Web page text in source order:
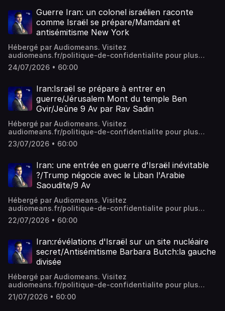
Guerre Iran: un colonel israélien raconte
comme Israël se prépare/Mamdani et
antisémitisme New York
Hébergé par Audiomeans. Visitez
audiomeans.fr/politique-de-confidentialite pour plus
d'informations.
24/07/2026 • 60:00
Iran:Israël se prépare à entrer en
guerre/Jérusalem Mont du temple Ben
Gvir/Jeûne 9 Av par Rav Sadin
Hébergé par Audiomeans. Visitez
audiomeans.fr/politique-de-confidentialite pour plus
d'informations.
23/07/2026 • 60:00
Iran: une entrée en guerre d'Israël inévitable
?/Trump négocie avec le Liban l'Arabie
Saoudite/9 Av
Hébergé par Audiomeans. Visitez
audiomeans.fr/politique-de-confidentialite pour plus
d'informations.
22/07/2026 • 60:00
Iran:révélations d'Israël sur un site nucléaire
secret/Antisémitisme Barbara Butch:la gauche
divisée
Hébergé par Audiomeans. Visitez
audiomeans.fr/politique-de-confidentialite pour plus
d'informations.
21/07/2026 • 60:00